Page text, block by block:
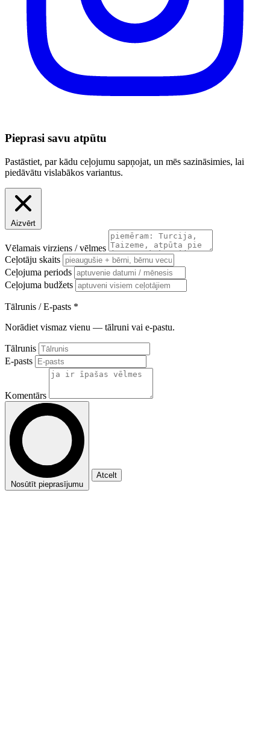
Pieprasi savu atpūtu
Pastāstiet, par kādu ceļojumu sapņojat, un mēs sazināsimies, lai
piedāvātu vislabākos variantus.
Aizvērt
Vēlamais virziens / vēlmes
Ceļotāju skaits
Ceļojuma periods
Ceļojuma budžets
Tālrunis / E-pasts *
Norādiet vismaz vienu — tālruni vai e-pastu.
Tālrunis
E-pasts
Komentārs
Nosūtīt pieprasījumu
Atcelt